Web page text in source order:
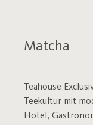
Matcha
Teahouse
Teekultur mit
Hotel,